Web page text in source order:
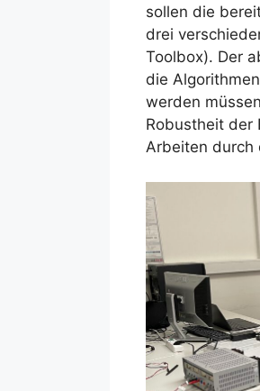
sollen die
drei
Toolbox). Der
die
werden
Robustheit der
Arbeiten durch